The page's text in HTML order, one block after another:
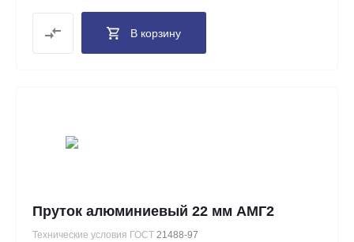
В корзину
Пруток алюминиевый 22 мм АМГ2
Технические условия ГОСТ 21488-97